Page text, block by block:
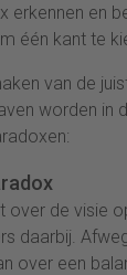
erkennen en
één kant te
van de
worden in
over de visie
daarbij.
over een